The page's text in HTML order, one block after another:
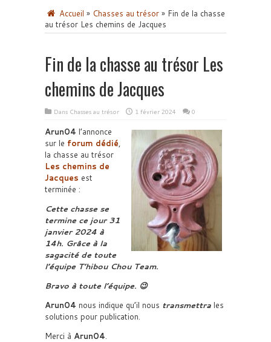
Accueil » Chasses au trésor » Fin de la chasse
au trésor Les chemins de Jacques
Fin de la chasse au trésor Les
chemins de Jacques
Dans Chasses au trésor 1 février 2024 0
Arun04 l’annonce
sur le forum dédié,
la chasse au trésor
Les chemins de
Jacques est
terminée :
Cette chasse se
termine ce jour 31
janvier 2024 à
14h. Grâce à la
sagacité de toute
l’équipe T’hibou Chou Team.
Bravo à toute l’équipe. 😉
Arun04 nous indique qu’il nous transmettra les
solutions pour publication.
Merci à Arun04.